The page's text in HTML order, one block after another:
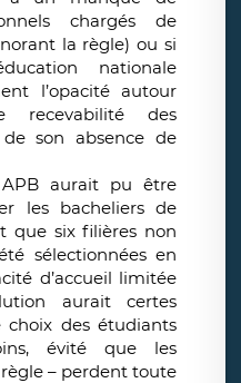
chargés de
la règle) ou si
nationale
l’opacité autour
des
son absence de
APB aurait pu être
les bacheliers de
que six filières non
sélectionnées en
d’accueil limitée
aurait certes
des étudiants
évité que les
– perdent toute